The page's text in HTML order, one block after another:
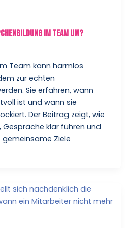
im Team um?
Team kann harmlos
zur echten
Sie erfahren, wann
ist und wann sie
Der Beitrag zeigt, wie
Gespräche klar führen und
Ziele